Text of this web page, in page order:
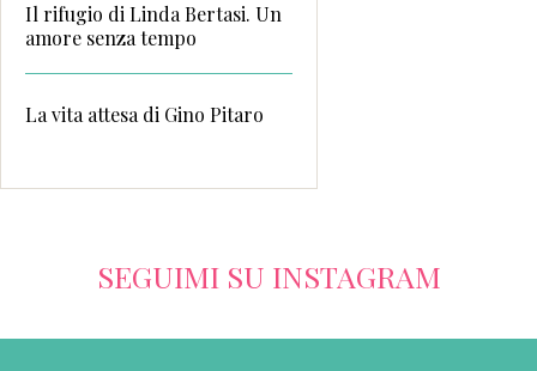
Il rifugio di Linda Bertasi. Un
amore senza tempo
La vita attesa di Gino Pitaro
SEGUIMI SU INSTAGRAM